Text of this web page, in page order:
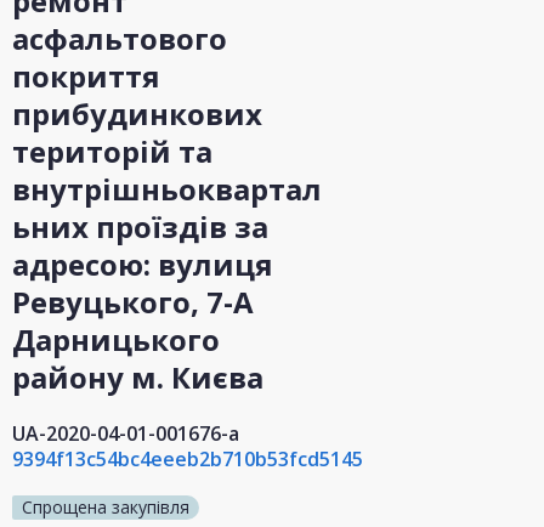
асфальтового
покриття
прибудинкових
територій та
внутрішньоквартал
ьних проїздів за
адресою: вулиця
Ревуцького, 7-А
Дарницького
району м. Києва
UA-2020-04-01-001676-a
9394f13c54bc4eeeb2b710b53fcd5145
Спрощена закупівля